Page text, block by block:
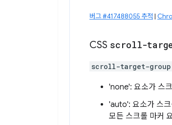
버그 #417488055 추적 |
CSS scroll-
scroll-target-group
'none': 요소가 스
'auto': 요소가 스크
모든 스크롤 마커